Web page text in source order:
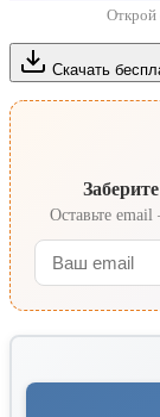
Открой
Скачать
Оставьте